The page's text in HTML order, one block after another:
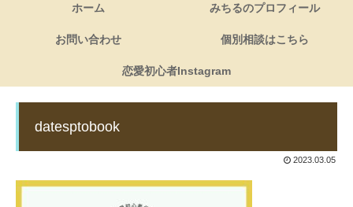
ホーム みちるのプロフィール
お問い合わせ 個別相談はこちら
恋愛初心者Instagram
datesptobook
2023.03.05